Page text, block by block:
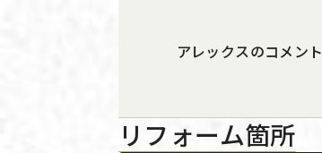
アレックスのコメント
リフォーム箇所